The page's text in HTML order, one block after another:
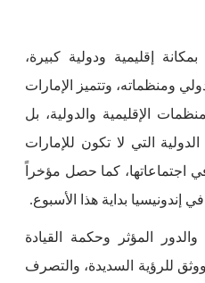
إقليمية ودولية كبيرة،
ومنظماته، وتتميز الإمارات
الإقليمية والدولية، بل
التي لا تكون للإمارات
اجتماعاتها، كما حصل مؤخراً
بداية هذا الأسبوع.
المؤثر وحكمة القيادة
للرؤية السديدة، والتصرف